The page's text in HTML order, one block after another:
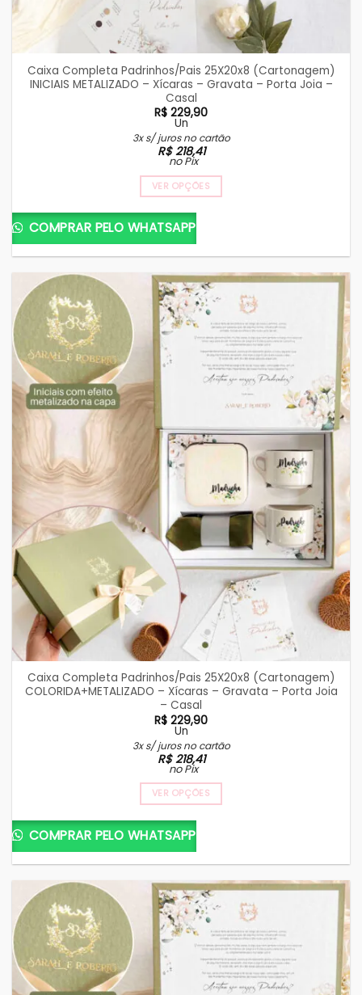
Caixa Completa Padrinhos/Pais 25X20x8 (Cartonagem)
INICIAIS METALIZADO – Xícaras – Gravata – Porta Joia –
Casal
R$ 229,90
Un
3x s/ juros no cartão
R$218,41
no Pix
VER OPÇÕES
COMPRAR PELO WHATSAPP
Caixa Completa Padrinhos/Pais 25X20x8 (Cartonagem)
COLORIDA+METALIZADO – Xícaras – Gravata – Porta Joia
– Casal
R$ 229,90
Un
3x s/ juros no cartão
R$218,41
no Pix
VER OPÇÕES
COMPRAR PELO WHATSAPP